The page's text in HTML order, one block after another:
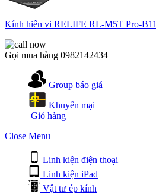
Kính hiển vi RELIFE RL-M5T Pro-B11
Gọi mua hàng 0982142434
Group báo giá
Khuyến mại
Giỏ hàng
Close Menu
Linh kiện điện thoại
Linh kiện iPad
Vật tư ép kính